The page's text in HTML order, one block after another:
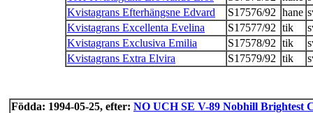
Kvistagrans Efterhängsne Edvard
S17576/92 hane
Kvistagrans Excellenta Evelina
S17577/92 tik
Kvistagrans Exclusiva Emilia
S17578/92 tik
Kvistagrans Extra Elvira
S17579/92 tik
Födda: 1994-05-25, efter: NO UCH SE V-89 Nobhill Brightest